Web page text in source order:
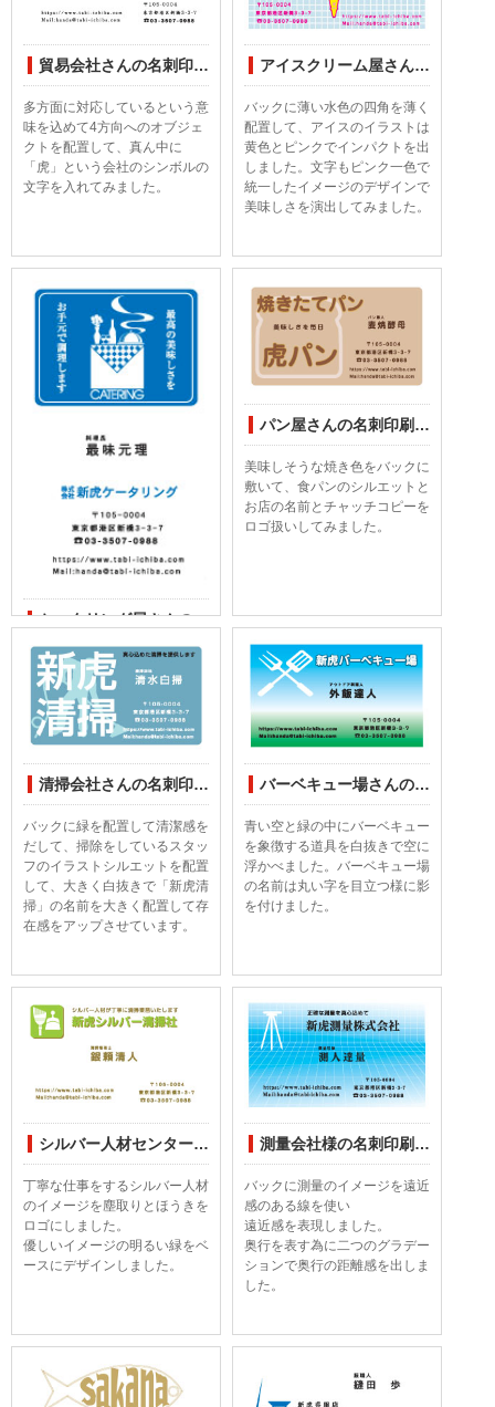
貿易会社さんの名刺印刷デザインしてみました
多方面に対応しているという意
味を込めて4方向へのオブジェ
クトを配置して、真ん中に
「虎」という会社のシンボルの
文字を入れてみました。
アイスクリーム屋さんの名刺印刷デザインしてみました
バックに薄い水色の四角を薄く
配置して、アイスのイラストは
黄色とピンクでインパクトを出
しました。文字もピンク一色で
統一したイメージのデザインで
美味しさを演出してみました。
ケータリング屋さんの名刺印刷デザインしてみました
縦の名刺の上部に四角い中にケ
ータリングのイメージを配置し
ました。
料理を出張して美味しい料理提
供するという会社のスローガン
をイメージするデザインとして
みました。
パン屋さんの名刺印刷デザインしてみました
美味しそうな焼き色をバックに
敷いて、食パンのシルエットと
お店の名前とチャッチコピーを
ロゴ扱いしてみました。
清掃会社さんの名刺印刷デザインしてみました
バックに緑を配置して清潔感を
だして、掃除をしているスタッ
フのイラストシルエットを配置
して、大きく白抜きで「新虎清
掃」の名前を大きく配置して存
在感をアップさせています。
バーベキュー場さんの名刺印刷デザインしてみました
青い空と緑の中にバーベキュー
を象徴する道具を白抜きで空に
浮かべました。バーベキュー場
の名前は丸い字を目立つ様に影
を付けました。
シルバー人材センター様の名刺印刷デザインしました
丁寧な仕事をするシルバー人材
のイメージを塵取りとほうきを
ロゴにしました。
優しいイメージの明るい緑をベ
ースにデザインしました。
測量会社様の名刺印刷デザインしてみました
バックに測量のイメージを遠近
感のある線を使い
遠近感を表現しました。
奥行を表す為に二つのグラデー
ションで奥行の距離感を出しま
した。